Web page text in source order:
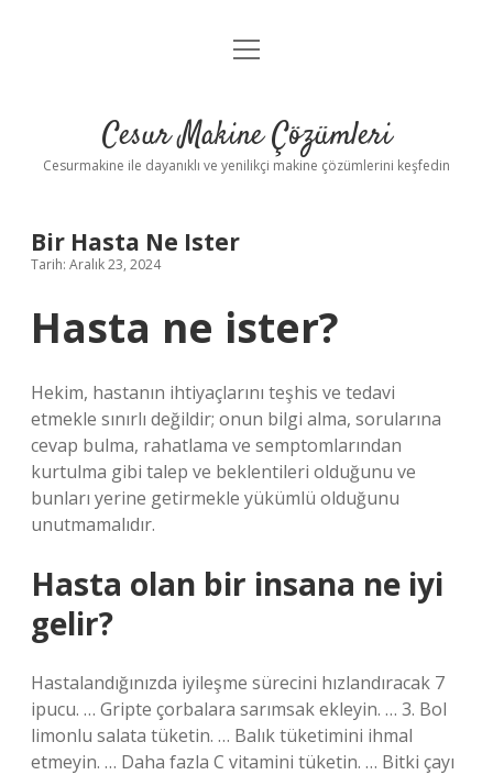
Anasayfa
Yasal Uyarı
menüyü
Cesur Makine Çözümleri
Cesurmakine ile dayanıklı ve yenilikçi makine çözümlerini keşfedin
Bir Hasta Ne Ister
Tarih: Aralık 23, 2024
Hasta ne ister?
Hekim, hastanın ihtiyaçlarını teşhis ve tedavi
etmekle sınırlı değildir; onun bilgi alma, sorularına
cevap bulma, rahatlama ve semptomlarından
kurtulma gibi talep ve beklentileri olduğunu ve
bunları yerine getirmekle yükümlü olduğunu
unutmamalıdır.
Hasta olan bir insana ne iyi
gelir?
Hastalandığınızda iyileşme sürecini hızlandıracak 7
ipucu. … Gripte çorbalara sarımsak ekleyin. … 3. Bol
limonlu salata tüketin. … Balık tüketimini ihmal
etmeyin. … Daha fazla C vitamini tüketin. … Bitki çayı